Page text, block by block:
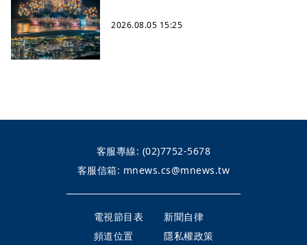
2026.08.05 15:25
客服專線: (02)7752-5678
客服信箱: mnews.cs@mnews.tw
電視節目表
新聞自律
頻道位置
隱私權政策